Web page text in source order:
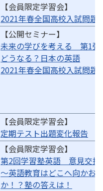
【会員限定学習会】
2021年春全国高校入試問題
【公開セミナー】
未来の学びを考える 第1弾
どうなる？日本の英語
2021年春全国高校入試問題
【会員限定学習会】
定期テスト出題変化報告
【会員限定学習会】
第2回学習塾英語 意見交換
～英語教育はどこへ向かお
か！？塾の答えは！